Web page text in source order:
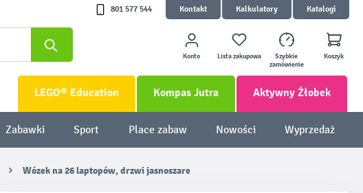
801 577 544 Kontakt Kalkulatory Katalogi
Konto Lista zakupowa
Szybkie
zamówienie
Koszyk
LEGO® Education Kompas Jutra Aktywny Żłobek
Zabawki Sport Place zabaw Nowości Wyprzedaż
Wózek na 26 laptopów, drzwi jasnoszare